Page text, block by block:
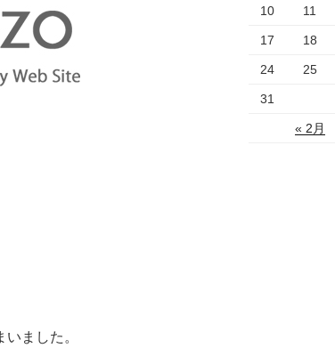
ました。
« 2月
10 11
17 18
24 25
31